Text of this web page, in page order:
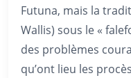
Futuna, mais la
Wallis) sous le «
des problèmes
qu’ont lieu les